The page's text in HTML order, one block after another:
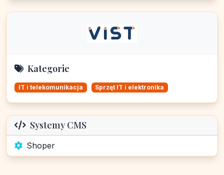
Kategorie
IT i telekomunikacja Sprzęt IT i elektronika
Systemy CMS
Shoper